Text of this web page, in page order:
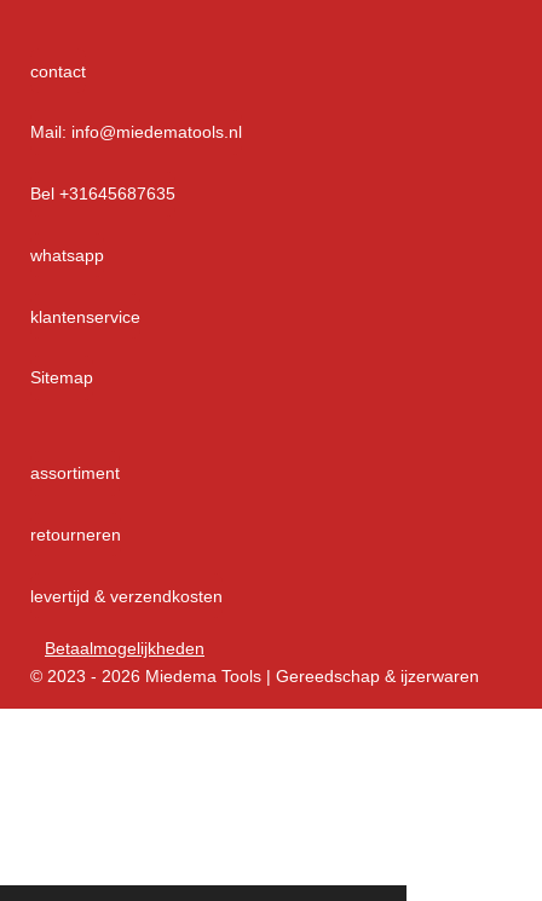
contact
Mail: info@miedematools.nl
Bel +31645687635
whatsapp
klantenservice
Sitemap
assortiment
retourneren
levertijd & verzendkosten
Betaalmogelijkheden
© 2023 - 2026 Miedema Tools | Gereedschap & ijzerwaren